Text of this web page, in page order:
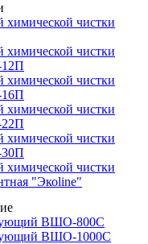
чистки
чистки
чистки
чистки
чистки
чистки
"Экоline"
ВШО-800С
ВШО-1000С